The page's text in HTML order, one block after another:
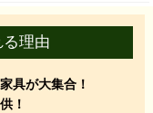
理由
具が大集合！
！